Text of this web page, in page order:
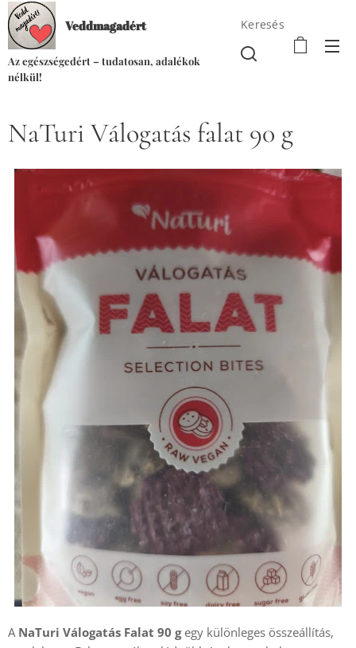
Veddmagadért
Az egészségedért – tudatosan, adalékok
nélkül!
Keresés
NaTuri Válogatás falat 90 g
A NaTuri Válogatás Falat 90 g egy különleges összeállítás,